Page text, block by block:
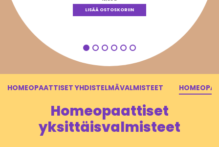
LISÄÄ OSTOSKORIIN
HOMEOPAATTISET YHDISTELMÄVALMISTEET
Homeopaattiset
yksittäisvalmisteet